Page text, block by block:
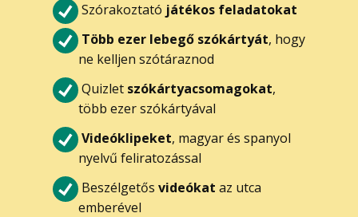
Szórakoztató játékos feladatokat
Több ezer lebegő szókártyát, hogy
ne kelljen szótáraznod
Quizlet szókártyacsomagokat,
több ezer szókártyával
Videóklipeket, magyar és spanyol
nyelvű feliratozással
Beszélgetős videókat az utca
emberével